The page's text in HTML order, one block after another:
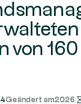
von
Geändert am2026